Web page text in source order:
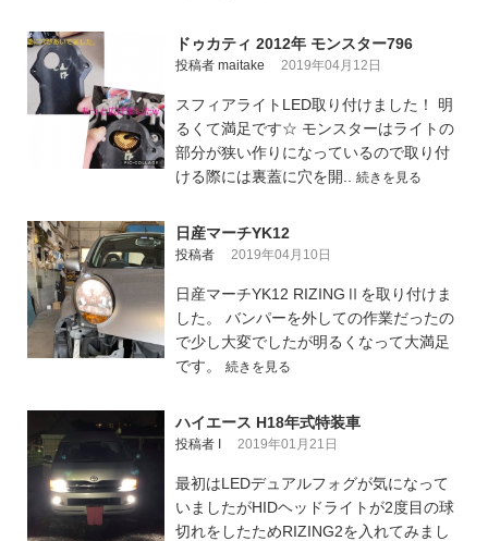
ドゥカティ 2012年 モンスター796
投稿者 maitake 2019年04月12日
スフィアライトLED取り付けました！ 明
るくて満足です☆ モンスターはライトの
部分が狭い作りになっているので取り付
ける際には裏蓋に穴を開.. 続きを見る
日産マーチYK12
投稿者 2019年04月10日
日産マーチYK12 RIZINGⅡを取り付けま
した。 バンパーを外しての作業だったの
で少し大変でしたが明るくなって大満足
です。 続きを見る
ハイエース H18年式特装車
投稿者 I 2019年01月21日
最初はLEDデュアルフォグが気になって
いましたがHIDヘッドライトが2度目の球
切れをしたためRIZING2を入れてみまし